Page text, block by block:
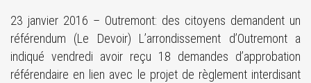
23 janvier 2016 – Outremont: des citoyens demandent un
référendum (Le Devoir) L’arrondissement d’Outremont a
indiqué vendredi avoir reçu 18 demandes d’approbation
référendaire en lien avec le projet de règlement interdisant